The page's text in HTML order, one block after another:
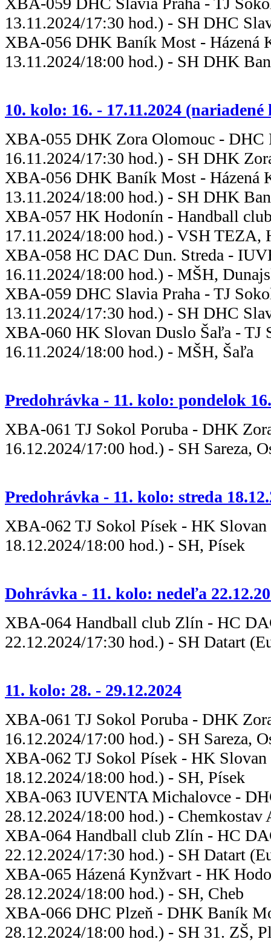
13.11.2024/17:30 hod.) - SH DHC
XBA-056 DHK Baník Most -
13.11.2024/18:00 hod.) - SH DHK
10. kolo: 16. - 17.11.2024
XBA-055 DHK Zora Olomouc
16.11.2024/17:30 hod.) - SH DHK
XBA-056 DHK Baník Most -
13.11.2024/18:00 hod.) - SH DHK
XBA-057 HK Hodonín -
17.11.2024/18:00 hod.) - VSH TEZA,
XBA-058 HC DAC Dun. Streda -
16.11.2024/18:00 hod.) - MŠH,
XBA-059 DHC Slavia Praha -
13.11.2024/17:30 hod.) - SH DHC
XBA-060 HK Slovan Duslo Šaľa -
16.11.2024/18:00 hod.) - MŠH, Šaľa
Predohrávka - 11. kolo: pondelok
XBA-061 TJ Sokol Poruba -
16.12.2024/17:00 hod.) - SH Sareza,
Predohrávka - 11. kolo: streda
XBA-062 TJ Sokol Písek - HK
18.12.2024/18:00 hod.) - SH, Písek
Dohrávka - 11. kolo: nedeľa
XBA-064 Handball club Zlín - HC
22.12.2024/17:30 hod.) - SH Datart
11. kolo: 28. - 29.12.2024
XBA-061 TJ Sokol Poruba -
16.12.2024/17:00 hod.) - SH Sareza,
XBA-062 TJ Sokol Písek - HK
18.12.2024/18:00 hod.) - SH, Písek
XBA-063 IUVENTA Michalovce -
28.12.2024/18:00 hod.) - Chemkostav
XBA-064 Handball club Zlín - HC
22.12.2024/17:30 hod.) - SH Datart
XBA-065 Házená Kynžvart -
28.12.2024/18:00 hod.) - SH, Cheb
XBA-066 DHC Plzeň - DHK
28.12.2024/18:00 hod.) - SH 31. ZŠ,